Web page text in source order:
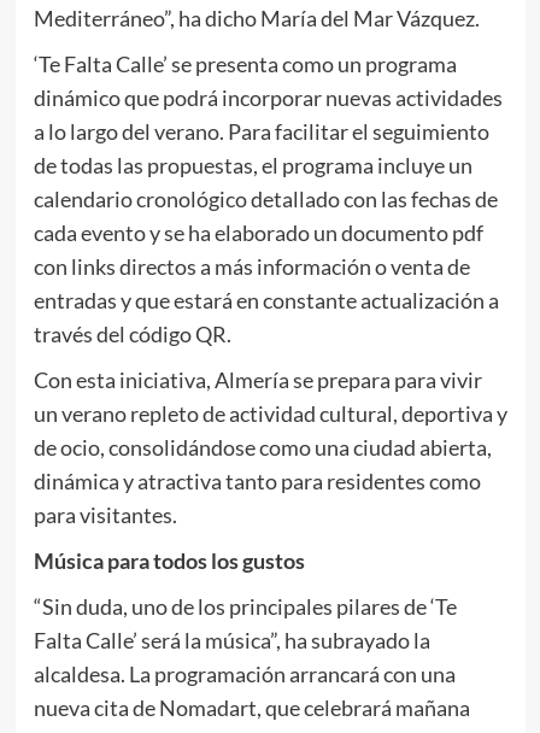
Mediterráneo”, ha dicho María del Mar Vázquez.
‘Te Falta Calle’ se presenta como un programa
dinámico que podrá incorporar nuevas actividades
a lo largo del verano. Para facilitar el seguimiento
de todas las propuestas, el programa incluye un
calendario cronológico detallado con las fechas de
cada evento y se ha elaborado un documento pdf
con links directos a más información o venta de
entradas y que estará en constante actualización a
través del código QR.
Con esta iniciativa, Almería se prepara para vivir
un verano repleto de actividad cultural, deportiva y
de ocio, consolidándose como una ciudad abierta,
dinámica y atractiva tanto para residentes como
para visitantes.
Música para todos los gustos
“Sin duda, uno de los principales pilares de ‘Te
Falta Calle’ será la música”, ha subrayado la
alcaldesa. La programación arrancará con una
nueva cita de Nomadart, que celebrará mañana